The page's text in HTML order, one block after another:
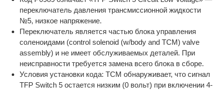
переключатель давления трансмиссионной жидкости
№5, низкое напряжение.
Переключатель является частью блока управления
соленоидами (control solenoid (w/body and TCM) valve
assembly) и не имеет обслуживаемых деталей. При
неисправности требуется замена всего блока в сборе.
Условия установки кода: TCM обнаруживает, что сигнал
TFP Switch 5 остается низким (0 вольт) при включении 4-